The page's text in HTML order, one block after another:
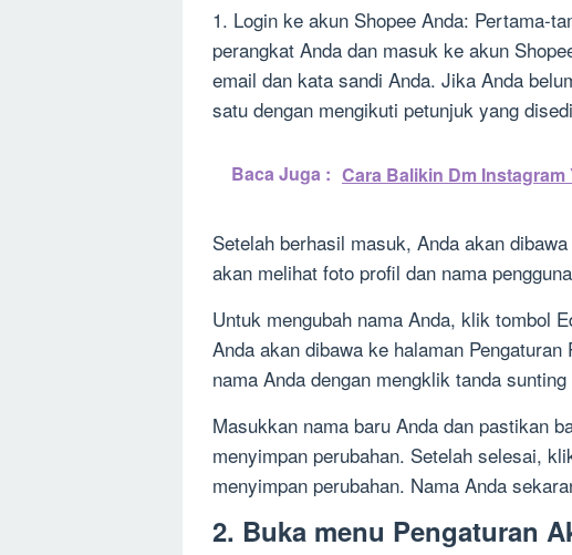
1. Login ke akun Shopee Anda: Pertama-
perangkat Anda dan masuk ke akun
email dan kata sandi Anda. Jika Anda
satu dengan mengikuti petunjuk yang
Baca Juga : Cara Balikin Dm
Setelah berhasil masuk, Anda akan
akan melihat foto profil dan nama
Untuk mengubah nama Anda, klik tombol
Anda akan dibawa ke halaman
nama Anda dengan mengklik tanda
Masukkan nama baru Anda dan pastikan
menyimpan perubahan. Setelah selesai,
menyimpan perubahan. Nama Anda
2. Buka menu Pengaturan